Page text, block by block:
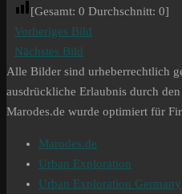
[Gesamt: 0 Durchschnitt: 0]
Vorheriges Bild
Nächstes Bild
Alle Bilder sind urheberrechtlich
ausdrückliche Erlaubnis durch
Marodes.de wurde optimiert für
Marodes.de
Urban Exploration
Urban Exploration Germany